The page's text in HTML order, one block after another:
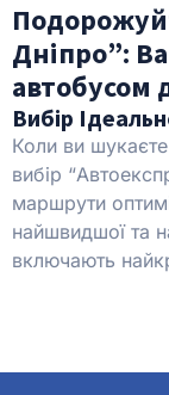
Дніпро”:
автобусом
Вибір
Коли ви
вибір
маршрути
найшвидшої та
включають